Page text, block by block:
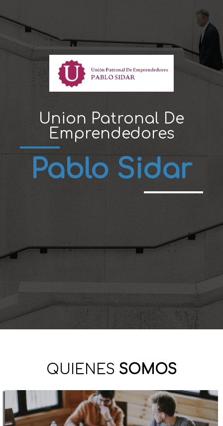
Union Patronal De
Emprendedores
Pablo Sidar
QUIENES SOMOS